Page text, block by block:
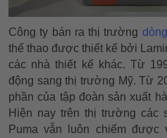
Công ty bán ra thị trường
thể thao được thiết kế bởi
các nhà thiết kế khác. Từ
động sang thị trường Mỹ. Từ
phần của tập đoàn sản xuất
Hiện nay trên thị trường các
Puma vẫn luôn chiếm được